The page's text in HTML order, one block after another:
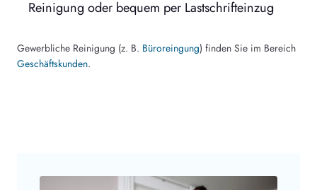
Reinigung oder bequem per Lastschrifteinzug
Gewerbliche Reinigung (z. B. Büroreingung) finden Sie im Bereich
Geschäftskunden.